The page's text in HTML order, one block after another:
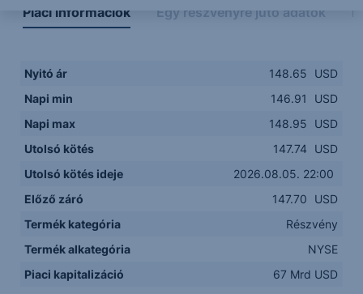
Piaci információk Egy részvényre jutó adatok
Nyitó ár 148.65
USD
Napi min
146.91
USD
Napi max
148.95
USD
Utolsó kötés
147.74
USD
Utolsó kötés ideje
2026.08.05. 22:00
Előző záró
147.70
USD
Termék kategória
Részvény
Termék alkategória
NYSE
Piaci kapitalizáció
67 Mrd USD